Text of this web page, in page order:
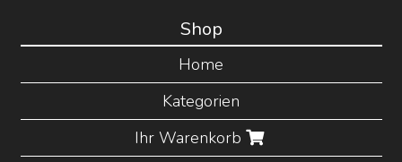
Shop
Home
Kategorien
Ihr Warenkorb